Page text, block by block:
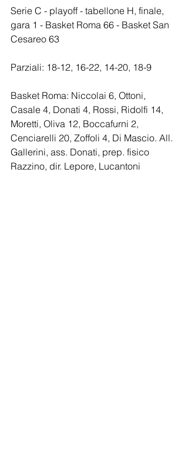
Serie C - playoff - tabellone H, finale,
gara 1 - Basket Roma 66 - Basket San
Cesareo 63
Parziali: 18-12, 16-22, 14-20, 18-9
Basket Roma: Niccolai 6, Ottoni,
Casale 4, Donati 4, Rossi, Ridolfi 14,
Moretti, Oliva 12, Boccafurni 2,
Cenciarelli 20, Zoffoli 4, Di Mascio. All.
Gallerini, ass. Donati, prep. fisico
Razzino, dir. Lepore, Lucantoni